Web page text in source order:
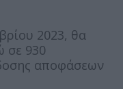
2023, θα
σε 930
αποφάσεων